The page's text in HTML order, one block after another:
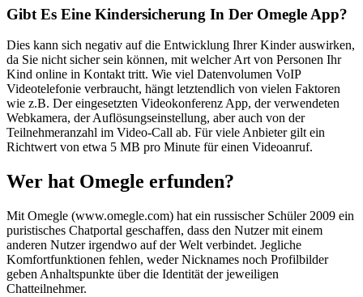
Gibt Es Eine Kindersicherung In Der Omegle App?
Dies kann sich negativ auf die Entwicklung Ihrer Kinder auswirken,
da Sie nicht sicher sein können, mit welcher Art von Personen Ihr
Kind online in Kontakt tritt. Wie viel Datenvolumen VoIP
Videotelefonie verbraucht, hängt letztendlich von vielen Faktoren
wie z.B. Der eingesetzten Videokonferenz App, der verwendeten
Webkamera, der Auflösungseinstellung, aber auch von der
Teilnehmeranzahl im Video-Call ab. Für viele Anbieter gilt ein
Richtwert von etwa 5 MB pro Minute für einen Videoanruf.
Wer hat Omegle erfunden?
Mit Omegle (www.omegle.com) hat ein russischer Schüler 2009 ein
puristisches Chatportal geschaffen, dass den Nutzer mit einem
anderen Nutzer irgendwo auf der Welt verbindet. Jegliche
Komfortfunktionen fehlen, weder Nicknames noch Profilbilder
geben Anhaltspunkte über die Identität der jeweiligen
Chatteilnehmer.